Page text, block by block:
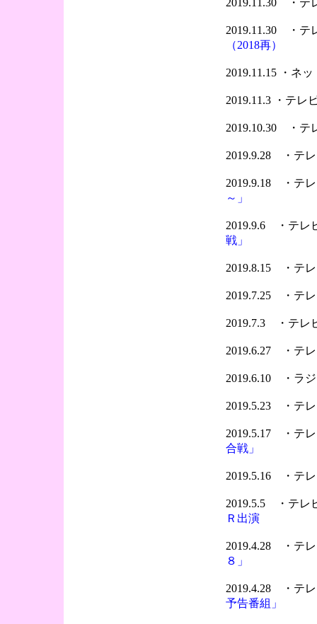
2019.11.30 ・テ
2019.11.30 ・テ
（2018再）
2019.11.15 ・ネ
2019.11.3 ・テレ
2019.10.30 ・テ
2019.9.28 ・テ
2019.9.18 ・テレ
～」
2019.9.6 ・テレ
戦」
2019.8.15 ・テ
2019.7.25 ・テ
2019.7.3 ・テレ
2019.6.27 ・テ
2019.6.10 ・ラ
2019.5.23 ・テ
2019.5.17 ・テ
合戦」
2019.5.16 ・テ
2019.5.5 ・テレ
Ｒ出演
2019.4.28 ・テ
８」
2019.4.28 ・テ
予告番組」